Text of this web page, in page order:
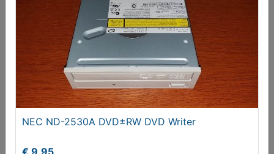
QIC-Wide QW5122F Mini Data Cartridge
€ 5,95
NEC ND-2530A DVD±RW DVD Writer
€ 9,95